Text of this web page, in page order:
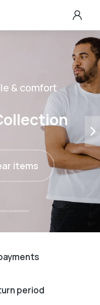
& comfort
items
period